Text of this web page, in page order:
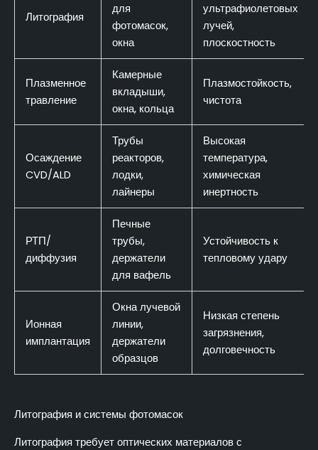
Литография
для
фотомасок,
окна
ультрафиолетовых
лучей,
плоскостность
Плазменное
травление
Камерные
вкладыши,
окна, кольца
Плазмостойкость,
чистота
Осаждение
CVD/ALD
Трубы
реакторов,
лодки,
лайнеры
Высокая
температура,
химическая
инертность
РТП/
диффузия
Печные
трубы,
держатели
для вафель
Устойчивость к
тепловому удару
Ионная
имплантация
Окна лучевой
линии,
держатели
образцов
Низкая степень
загрязнения,
долговечность
Литография и системы фотомасок
Литография требует оптических материалов с